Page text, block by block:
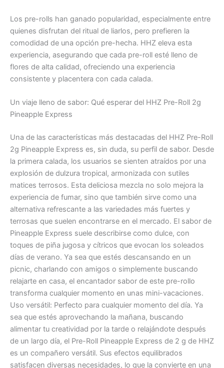
Los pre-rolls han ganado popularidad, especialmente entre
quienes disfrutan del ritual de liarlos, pero prefieren la
comodidad de una opción pre-hecha. HHZ eleva esta
experiencia, asegurando que cada pre-roll esté lleno de
flores de alta calidad, ofreciendo una experiencia
consistente y placentera con cada calada.
Un viaje lleno de sabor: Qué esperar del HHZ Pre-Roll 2g
Pineapple Express
Una de las características más destacadas del HHZ Pre-Roll
2g Pineapple Express es, sin duda, su perfil de sabor. Desde
la primera calada, los usuarios se sienten atraídos por una
explosión de dulzura tropical, armonizada con sutiles
matices terrosos. Esta deliciosa mezcla no solo mejora la
experiencia de fumar, sino que también sirve como una
alternativa refrescante a las variedades más fuertes y
terrosas que suelen encontrarse en el mercado. El sabor de
Pineapple Express suele describirse como dulce, con
toques de piña jugosa y cítricos que evocan los soleados
días de verano. Ya sea que estés descansando en un
picnic, charlando con amigos o simplemente buscando
relajarte en casa, el encantador sabor de este pre-rollo
transforma cualquier momento en unas mini-vacaciones.
Uso versátil: Perfecto para cualquier momento del día. Ya
sea que estés aprovechando la mañana, buscando
alimentar tu creatividad por la tarde o relajándote después
de un largo día, el Pre-Roll Pineapple Express de 2 g de HHZ
es un compañero versátil. Sus efectos equilibrados
satisfacen diversas necesidades, lo que la convierte en una